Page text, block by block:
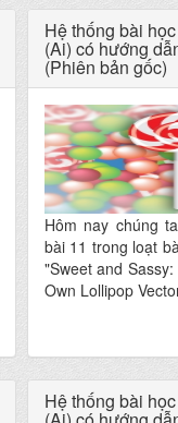
Hệ thống bài
(Ai) có hướng
(Phiên bản gốc)
Hôm nay chúng
bài 11 trong loạt
"Sweet and
Own Lollipop
Hệ thống bài